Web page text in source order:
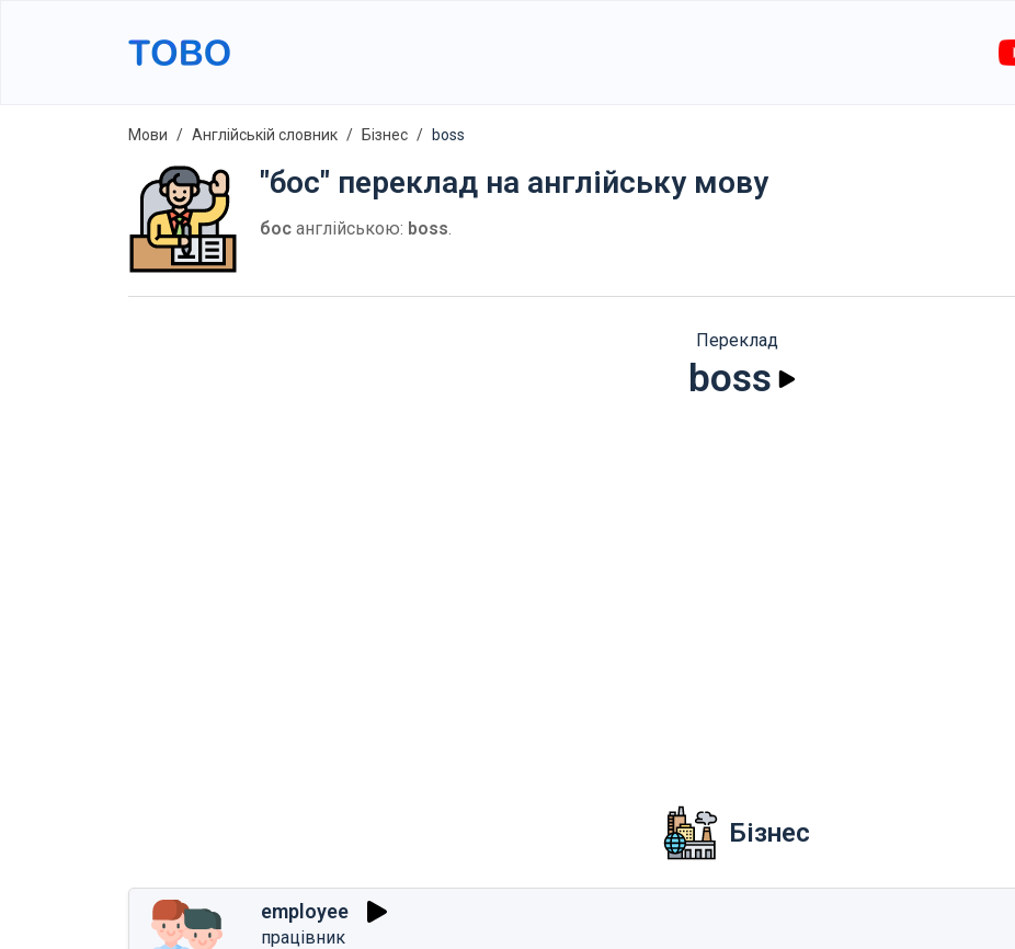
Мови Англійській словник Бізнес boss
"бос" переклад на англійську мову
бос англійською: boss.
Переклад
boss
Бізнес
employee
працівник